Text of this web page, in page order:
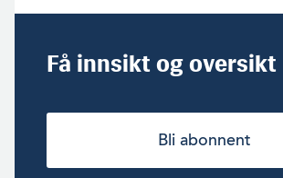
Få innsikt og oversikt
Bli abonnent